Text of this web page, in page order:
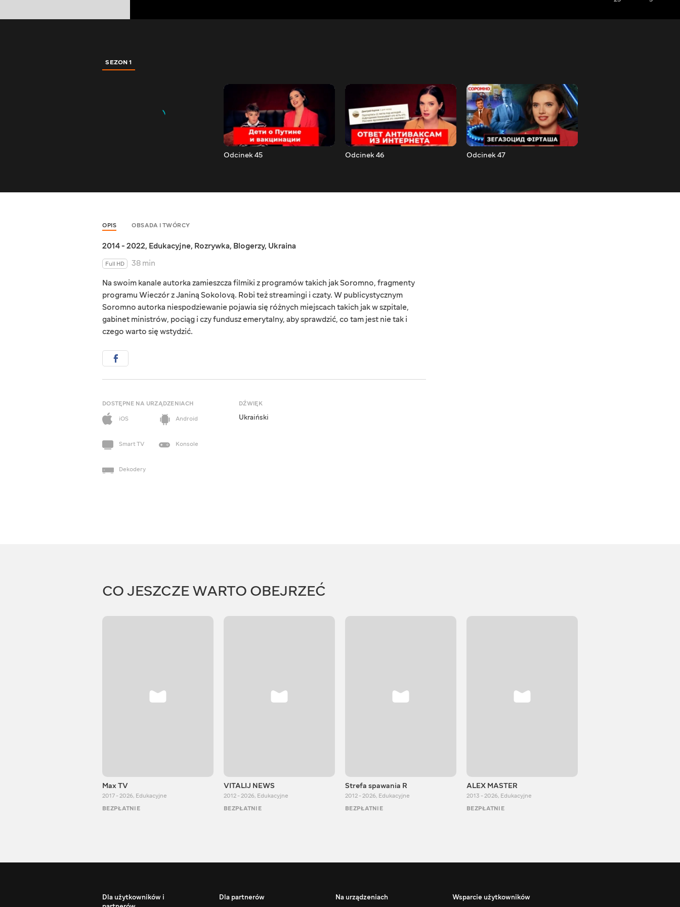
SEZON 1
Odcinek 45 Odcinek 46 Odcinek 47
OPIS OBSADA I TWÓRCY
2014 - 2022, Edukacyjne, Rozrywka, Blogerzy, Ukraina
Full HD
38 min
Na swoim kanale autorka zamieszcza filmiki z programów takich jak Soromno, fragmenty
programu Wieczór z Janiną Sokolovą. Robi też streamingi i czaty. W publicystycznym
Soromno autorka niespodziewanie pojawia się różnych miejscach takich jak w szpitale,
gabinet ministrów, pociąg i czy fundusz emerytalny, aby sprawdzić, co tam jest nie tak i
czego warto się wstydzić.
DOSTĘPNE NA URZĄDZENIACH
iOS
Android
Smart TV Konsole
Dekodery
DŹWIĘK
Ukraiński
CO JESZCZE WARTO OBEJRZEĆ
Max TV
2017 - 2026, Edukacyjne
BEZPŁATNIE
VITALIJ NEWS
2012 - 2026, Edukacyjne
BEZPŁATNIE
Strefa spawania R
2012 - 2026, Edukacyjne
BEZPŁATNIE
ALEX MASTER
2013 - 2026, Edukacyjne
BEZPŁATNIE
Dla użytkowników i
Dla partnerów Na urządzeniach Wsparcie użytkowników